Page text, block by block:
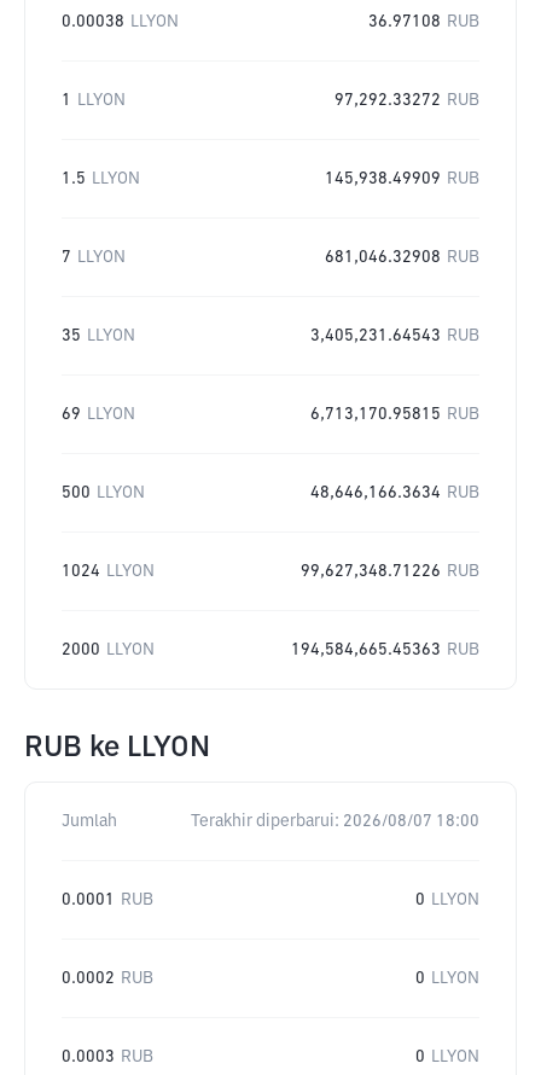
0.00038 LLYON 36.97108 RUB
1 LLYON 97,292.33272 RUB
1.5 LLYON 145,938.49909 RUB
7 LLYON 681,046.32908 RUB
35 LLYON 3,405,231.64543 RUB
69 LLYON 6,713,170.95815 RUB
500 LLYON 48,646,166.3634 RUB
1024 LLYON 99,627,348.71226 RUB
2000 LLYON 194,584,665.45363 RUB
RUB ke LLYON
Jumlah Terakhir diperbarui: 2026/08/07 18:00
0.0001 RUB 0 LLYON
0.0002 RUB 0 LLYON
0.0003 RUB 0 LLYON